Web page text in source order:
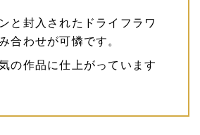
と封入されたドライフラワ
合わせが可憐です。
の作品に仕上がっています